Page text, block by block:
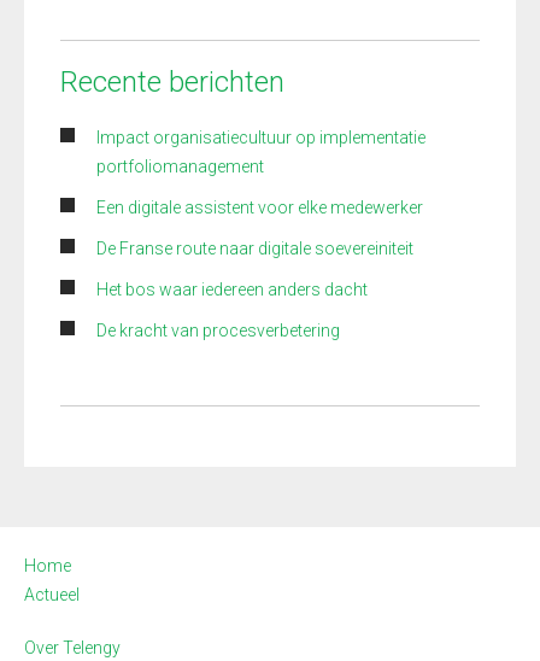
Recente berichten
Impact organisatiecultuur op implementatie
portfoliomanagement
Een digitale assistent voor elke medewerker
De Franse route naar digitale soevereiniteit
Het bos waar iedereen anders dacht
De kracht van procesverbetering
Home
Actueel
Over Telengy